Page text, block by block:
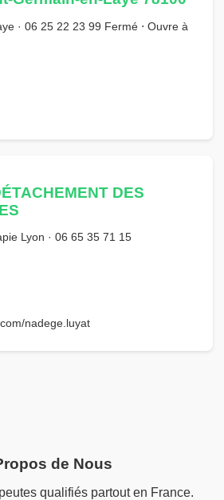
· 06 25 22 23 99 Fermé ⋅ Ouvre à
DES
Lyon · 06 65 35 71 15
nadege.luyat
de Nous
qualifiés partout en France.